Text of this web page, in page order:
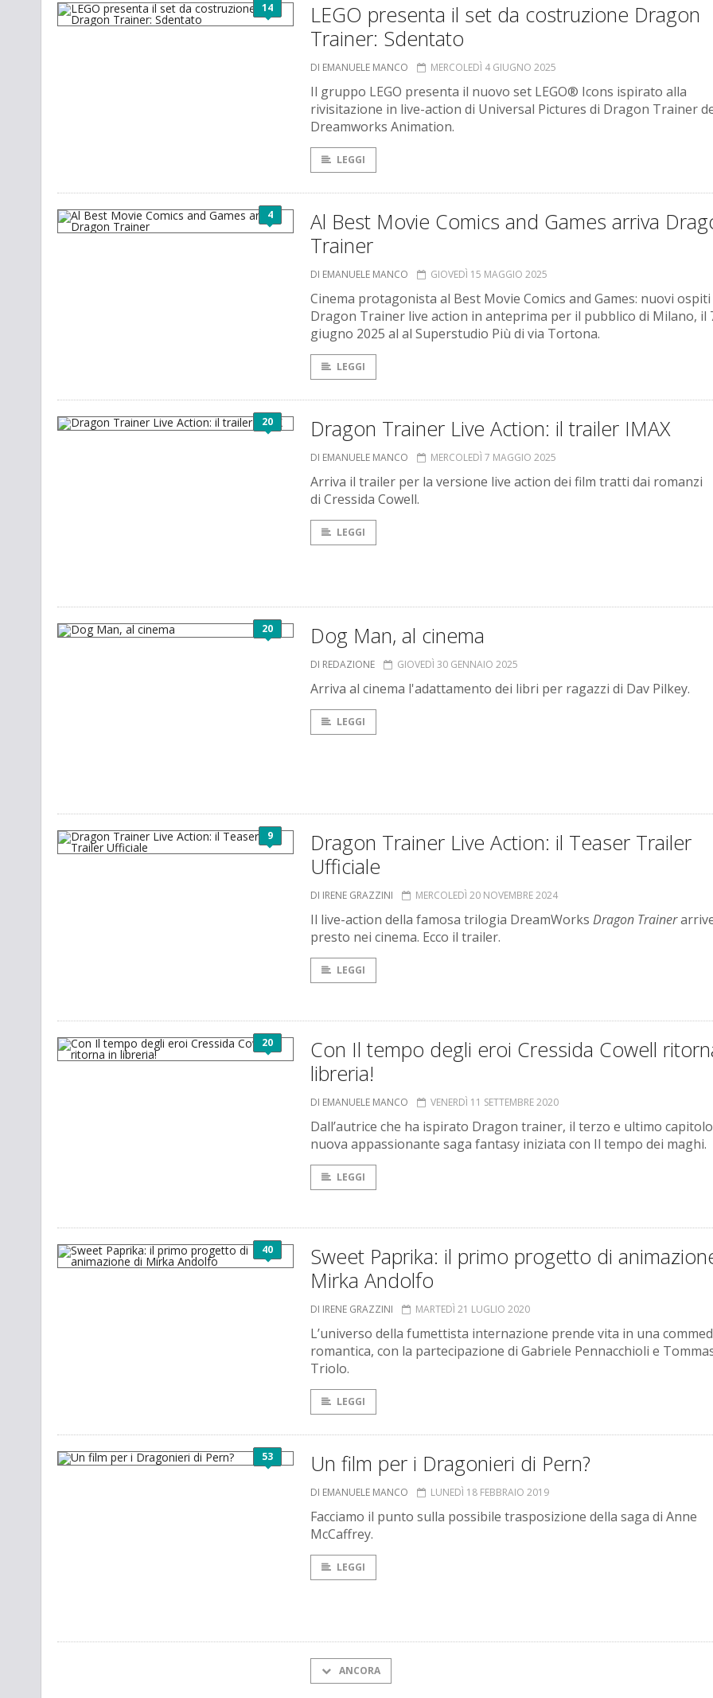
14
LEGO presenta il set da costruzione Dragon
Trainer: Sdentato
DI EMANUELE MANCO MERCOLEDÌ 4 GIUGNO 2025
Il gruppo LEGO presenta il nuovo set LEGO® Icons ispirato alla
rivisitazione in live-action di Universal Pictures di Dragon Trainer
Dreamworks Animation.
LEGGI
4
Al Best Movie Comics and Games arriva
Trainer
DI EMANUELE MANCO GIOVEDÌ 15 MAGGIO 2025
Cinema protagonista al Best Movie Comics and Games: nuovi ospiti
Dragon Trainer live action in anteprima per il pubblico di Milano, il
giugno 2025 al al Superstudio Più di via Tortona.
LEGGI
20 Dragon Trainer Live Action: il trailer IMAX
DI EMANUELE MANCO MERCOLEDÌ 7 MAGGIO 2025
Arriva il trailer per la versione live action dei film tratti dai romanzi
di Cressida Cowell.
LEGGI
20 Dog Man, al cinema
DI REDAZIONE GIOVEDÌ 30 GENNAIO 2025
Arriva al cinema l'adattamento dei libri per ragazzi di Dav Pilkey.
LEGGI
9
Dragon Trainer Live Action: il Teaser Trailer
Ufficiale
DI IRENE GRAZZINI MERCOLEDÌ 20 NOVEMBRE 2024
Il live-action della famosa trilogia DreamWorks Dragon Trainer
presto nei cinema. Ecco il trailer.
LEGGI
20
Con Il tempo degli eroi Cressida Cowell
libreria!
DI EMANUELE MANCO VENERDÌ 11 SETTEMBRE 2020
Dall’autrice che ha ispirato Dragon trainer, il terzo e ultimo
nuova appassionante saga fantasy iniziata con Il tempo dei maghi.
LEGGI
40
Sweet Paprika: il primo progetto di
Mirka Andolfo
DI IRENE GRAZZINI MARTEDÌ 21 LUGLIO 2020
L’universo della fumettista internazione prende vita in una
romantica, con la partecipazione di Gabriele Pennacchioli e
Triolo.
LEGGI
53 Un film per i Dragonieri di Pern?
DI EMANUELE MANCO LUNEDÌ 18 FEBBRAIO 2019
Facciamo il punto sulla possibile trasposizione della saga di Anne
McCaffrey.
LEGGI
ANCORA